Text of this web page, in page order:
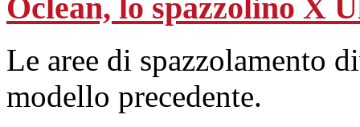
Oclean, lo spazzolino X
Le aree di spazzolamento
modello precedente.